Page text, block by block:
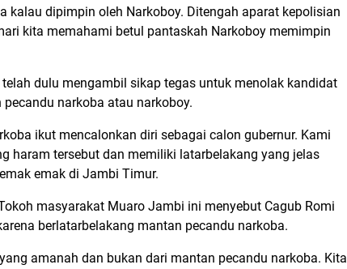
kalau dipimpin oleh Narkoboy. Ditengah aparat kepolisian
kita memahami betul pantaskah Narkoboy memimpin
dulu mengambil sikap tegas untuk menolak kandidat
narkoba atau narkoboy.
ikut mencalonkan diri sebagai calon gubernur. Kami
haram tersebut dan memiliki latarbelakang yang jelas
emak di Jambi Timur.
masyarakat Muaro Jambi ini menyebut Cagub Romi
berlatarbelakang mantan pecandu narkoba.
amanah dan bukan dari mantan pecandu narkoba. Kita